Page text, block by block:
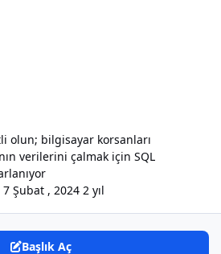
olun; bilgisayar korsanları
verilerini çalmak için SQL
7 Şubat , 2024 2 yıl
Başlık Aç